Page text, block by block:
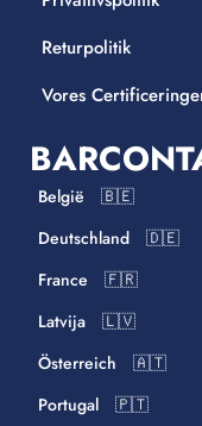
Returpolitik
Vores
België 🇧🇪
Deutschland 🇩🇪
France 🇫🇷
Latvija 🇱🇻
Österreich 🇦🇹
Portugal 🇵🇹